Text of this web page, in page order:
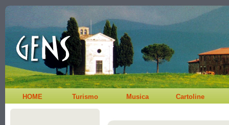
HOME Turismo Musica Cartoline